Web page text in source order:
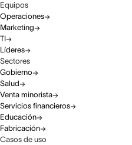
Equipos
Operaciones
Marketing
TI
Líderes
Sectores
Gobierno
Salud
Venta minorista
Servicios financieros
Educación
Fabricación
Casos de uso